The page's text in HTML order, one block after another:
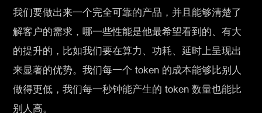
我们要做出来一个完全可靠的产品，并且能够清楚了
解客户的需求，哪一些性能是他最希望看到的、有大
的提升的，比如我们要在算力、功耗、延时上呈现出
来显著的优势。我们每一个 token 的成本能够比别人
做得更低，我们每一秒钟能产生的 token 数量也能比
别人高。